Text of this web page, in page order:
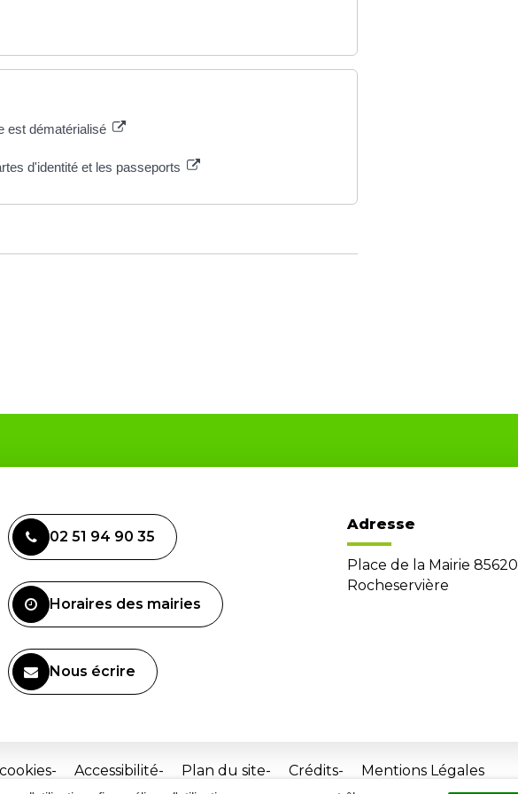
est dématérialisé
d'identité et les passeports
02 51 94 90 35
Horaires des mairies
Nous écrire
Adresse
Place de la Mairie 85620
Rocheservière
Accessibilité Plan du site Crédits Mentions Légales